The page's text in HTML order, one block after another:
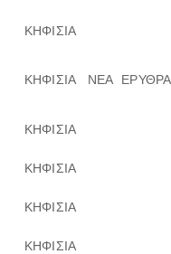
ΚΗΦΙΣΙΑ
ΚΗΦΙΣΙΑ ΝΕΑ
ΚΗΦΙΣΙΑ
ΚΗΦΙΣΙΑ
ΚΗΦΙΣΙΑ
ΚΗΦΙΣΙΑ